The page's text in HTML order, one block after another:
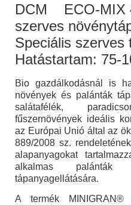
DCM ECO-MIX
szerves
Speciális szerves
Hatástartam: 75-
Bio gazdálkodásnál is
növények és palánták
salátafélék,
fűszernövények ideális
az Európai Unió által az
889/2008 sz.
alapanyagokat
alkalmas
tápanyagellátására.
A termék MINIGRAN®